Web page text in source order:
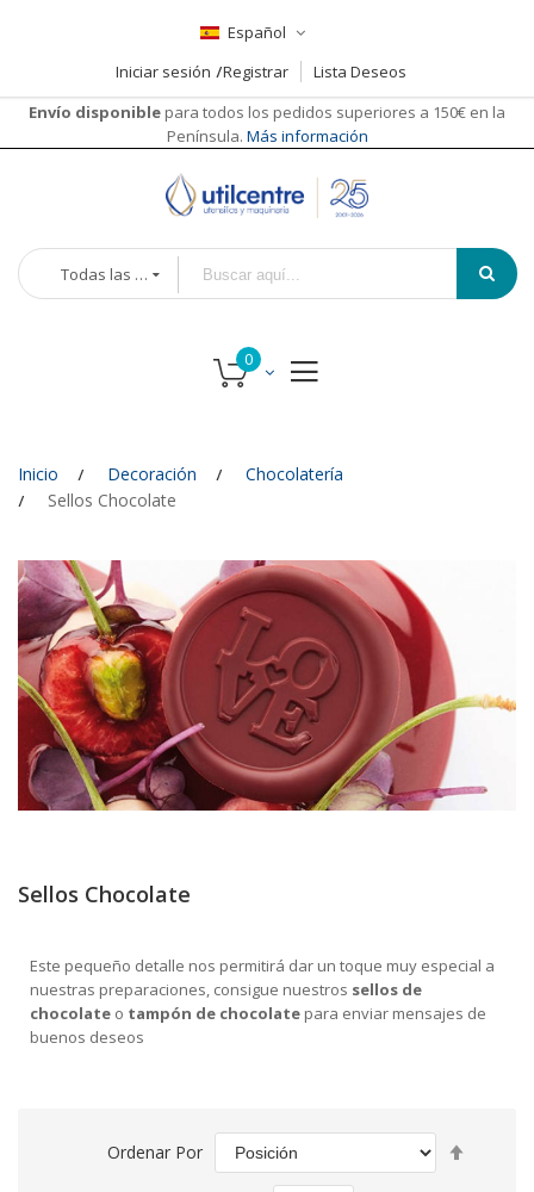
Español
Iniciar sesión
Registrar
Lista Deseos
Envío disponible para todos los pedidos superiores a 150€ en la
Península. Más información
Todas las categorías
Inicio Decoración
Chocolatería
Sellos Chocolate
Sellos Chocolate
Este pequeño detalle nos permitirá dar un toque muy especial a
nuestras preparaciones, consigue nuestros sellos de
chocolate o tampón de chocolate para enviar mensajes de
buenos deseos
Ordenar Por